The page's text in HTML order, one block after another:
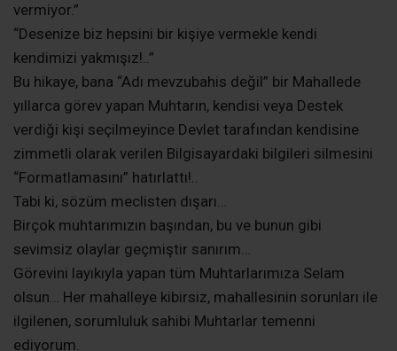
vermiyor.”
“Desenize biz hepsini bir kişiye vermekle kendi
kendimizi yakmışız!..”
Bu hikaye, bana “Adı mevzubahis değil” bir Mahallede
yıllarca görev yapan Muhtarın, kendisi veya Destek
verdiği kişi seçilmeyince Devlet tarafından kendisine
zimmetli olarak verilen Bilgisayardaki bilgileri silmesini
“Formatlamasını” hatırlattı!..
Tabi ki, sözüm meclisten dışarı…
Birçok muhtarımızın başından, bu ve bunun gibi
sevimsiz olaylar geçmiştir sanırım…
Görevini layıkıyla yapan tüm Muhtarlarımıza Selam
olsun… Her mahalleye kibirsiz, mahallesinin sorunları ile
ilgilenen, sorumluluk sahibi Muhtarlar temenni
ediyorum.